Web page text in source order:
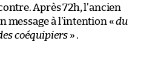
Après 72h, l’ancien
message à l’intention «du
coéquipiers» .